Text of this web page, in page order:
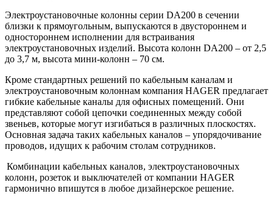
Электроустановочные колонны серии DA200 в сечении
близки к прямоугольным, выпускаются в двустороннем и
одностороннем исполнении для встраивания
электроустановочных изделий. Высота колонн DA200 – от 2,5
до 3,7 м, высота мини-колонн – 70 см.
Кроме стандартных решений по кабельным каналам и
электроустановочным колоннам компания HAGER предлагает
гибкие кабельные каналы для офисных помещений. Они
представляют собой цепочки соединенных между собой
звеньев, которые могут изгибаться в различных плоскостях.
Основная задача таких кабельных каналов – упорядочивание
проводов, идущих к рабочим столам сотрудников.
Комбинации кабельных каналов, электроустановочных
колонн, розеток и выключателей от компании HAGER
гармонично впишутся в любое дизайнерское решение.